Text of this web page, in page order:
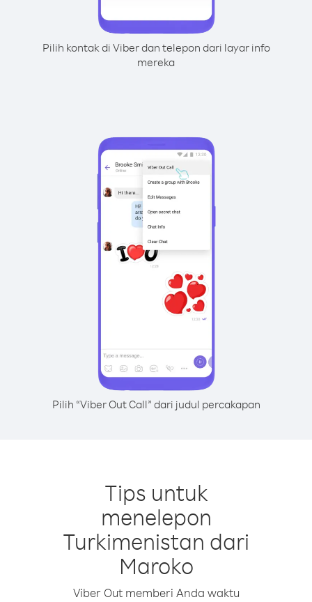
Pilih kontak di Viber dan telepon dari layar info
mereka
Pilih “Viber Out Call” dari judul percakapan
Tips untuk
menelepon
Turkimenistan dari
Maroko
Viber Out memberi Anda waktu